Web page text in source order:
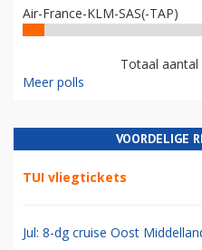
Air-France-KLM-SAS(-TAP)
Totaal
Meer polls
VOORDELIGE
TUI vliegtickets
Jul: 8-dg cruise Oost